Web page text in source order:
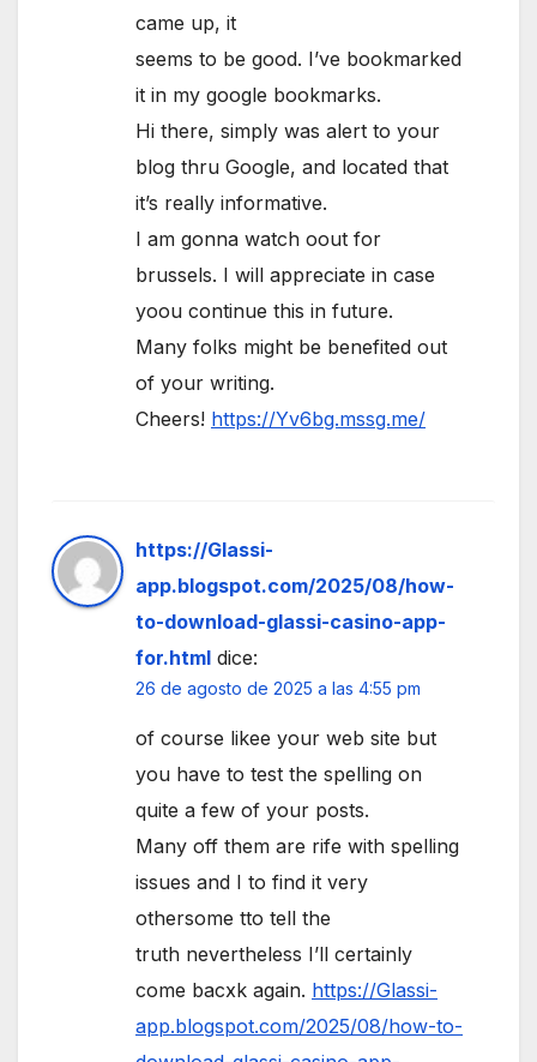
came up, it
seems to be good. I’ve bookmarked
it in my google bookmarks.
Hi there, simply was alert to your
blog thru Google, and located that
it’s really informative.
I am gonna watch oout for
brussels. I will appreciate in case
yoou continue this in future.
Many folks might be benefited out
of your writing.
Cheers! https://Yv6bg.mssg.me/
https://Glassi-
app.blogspot.com/2025/08/how-
to-download-glassi-casino-app-
for.html dice:
26 de agosto de 2025 a las 4:55 pm
of course likee your web site but
you have to test the spelling on
quite a few of your posts.
Many off them are rife with spelling
issues and I to find it very
othersome tto tell the
truth nevertheless I’ll certainly
come bacxk again. https://Glassi-
app.blogspot.com/2025/08/how-to-